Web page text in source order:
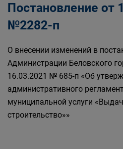
Постановление от
№2282-п
О внесении изменений в
Администрации Беловского
16.03.2021 № 685-п «Об
административного
муниципальной услуги
строительство»»